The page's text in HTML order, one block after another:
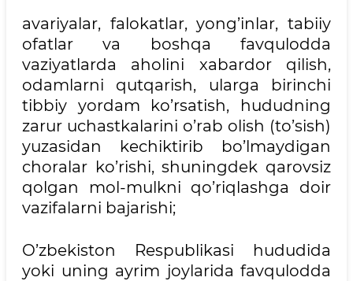
avariyalar, falokatlar, yong’inlar, tabiiy
ofatlar va boshqa favqulodda
vaziyatlarda aholini xabardor qilish,
odamlarni qutqarish, ularga birinchi
tibbiy yordam ko’rsatish, hududning
zarur uchastkalarini o’rab olish (to’sish)
yuzasidan kechiktirib bo’lmaydigan
choralar ko’rishi, shuningdek qarovsiz
qolgan mol-mulkni qo’riqlashga doir
vazifalarni bajarishi;
O’zbekiston Respublikasi hududida
yoki uning ayrim joylarida favqulodda